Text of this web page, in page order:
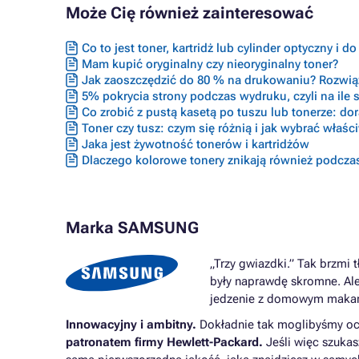
Może Cię również zainteresować
Co to jest toner, kartridż lub cylinder optyczny i do
Mam kupić oryginalny czy nieoryginalny toner?
Jak zaoszczędzić do 80 % na drukowaniu?
5% pokrycia strony podczas wydruku, czyli na ile
Co zrobić z pustą kasetą po tuszu lub tonerze:
Toner czy tusz: czym się różnią i jak wybrać
Jaka jest żywotność tonerów i kartridżów
Dlaczego kolorowe tonery znikają również
Marka SAMSUNG
„Trzy gwiazdki.” Tak
były naprawdę skromne.
jedzenie z domowym
Innowacyjny i ambitny. Dokładnie tak moglibyśmy
patronatem firmy Hewlett-Packard. Jeśli więc